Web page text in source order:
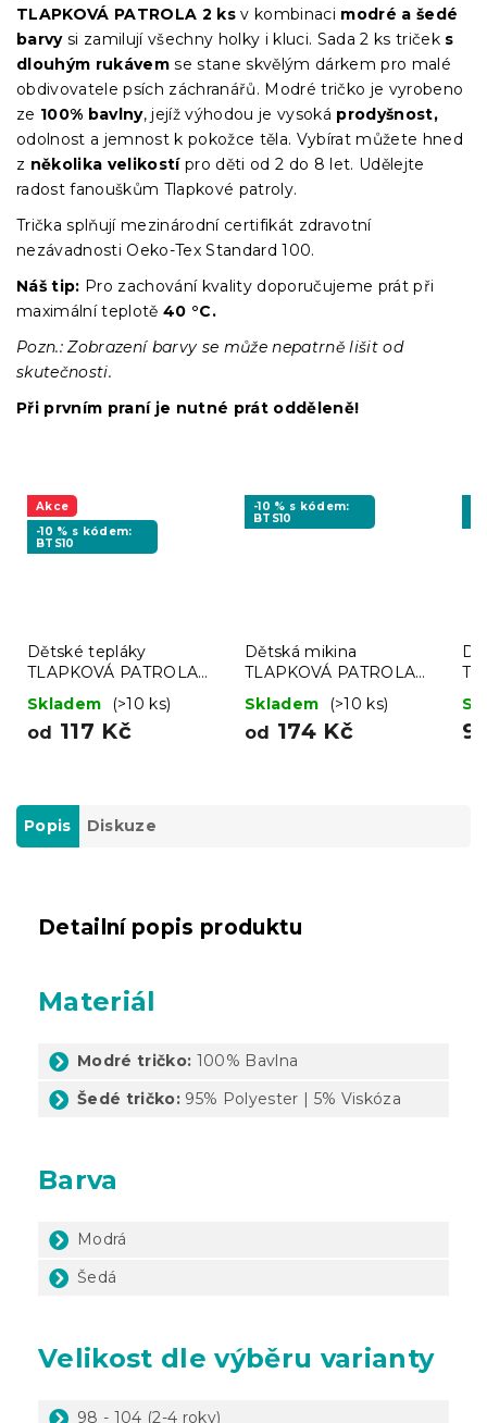
TLAPKOVÁ PATROLA 2 ks v kombinaci modré a šedé
barvy si zamilují všechny holky i kluci. Sada 2 ks triček s
dlouhým rukávem se stane skvělým dárkem pro malé
obdivovatele psích záchranářů. Modré tričko je vyrobeno
ze 100% bavlny, jejíž výhodou je vysoká prodyšnost,
odolnost a jemnost k pokožce těla. Vybírat můžete hned
z několika velikostípro děti od 2 do 8 let. Udělejte
radost fanouškům Tlapkové patroly.
Trička splňují mezinárodní certifikát zdravotní
nezávadnosti Oeko-Tex Standard 100.
Náš tip: Pro zachování kvality doporučujeme prát při
maximální teplotě40 °C.
Pozn.: Zobrazení barvy se může nepatrně lišit od
skutečnosti.
Při prvním praní je nutné prát odděleně!
Akce
-10 % s kódem:
BTS10
Dětské tepláky
TLAPKOVÁ PATROLA
světle šedé - různé
velikosti
Skladem (>10 ks)
od 117 Kč
-10 % s kódem:
BTS10
Dětská mikina
TLAPKOVÁ PATROLA
modrá - různé velikosti
Skladem (>10 ks)
od 174 Kč
Popis Diskuze
Detailní popis produktu
Materiál
Modré tričko: 100% Bavlna
Šedé tričko: 95% Polyester | 5% Viskóza
Barva
Modrá
Šedá
Velikost dle výběru varianty
98 - 104 (2-4 roky)